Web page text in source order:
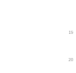
19
20